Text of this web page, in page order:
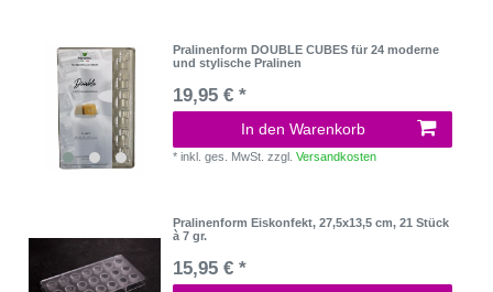
Pralinenform DOUBLE CUBES für 24 moderne
und stylische Pralinen
19,95 € *
In den Warenkorb
*inkl. ges. MwSt. zzgl.Versandkosten
Pralinenform Eiskonfekt, 27,5x13,5 cm, 21 Stück
à 7 gr.
15,95 € *